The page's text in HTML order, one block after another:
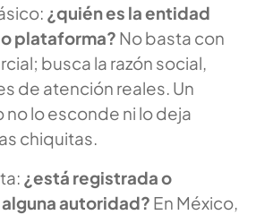
¿quién es la entidad
plataforma? No basta con
busca la razón social,
de atención reales. Un
lo esconde ni lo deja
chiquitas.
¿está registrada o
autoridad? En México,